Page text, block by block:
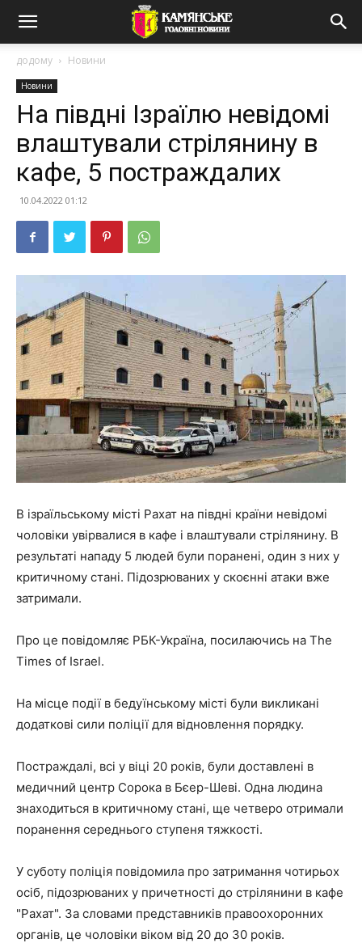
додому Новини
Новини
На півдні Ізраїлю невідомі
влаштували стрілянину в
кафе, 5 постраждалих
10.04.2022 01:12
В ізраїльському місті Рахат на півдні країни невідомі
чоловіки увірвалися в кафе і влаштували стрілянину. В
результаті нападу 5 людей були поранені, один з них у
критичному стані. Підозрюваних у скоєнні атаки вже
затримали.
Про це повідомляє РБК-Україна, посилаючись на The
Times of Israel.
На місце події в бедуїнському місті були викликані
додаткові сили поліції для відновлення порядку.
Постраждалі, всі у віці 20 років, були доставлені в
медичний центр Сорока в Бєер-Шеві. Одна людина
знаходиться в критичному стані, ще четверо отримали
поранення середнього ступеня тяжкості.
У суботу поліція повідомила про затримання чотирьох
осіб, підозрюваних у причетності до стрілянини в кафе
"Рахат". За словами представників правоохоронних
органів, це чоловіки віком від 20 до 30 років.